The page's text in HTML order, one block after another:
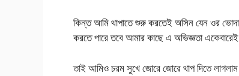
কিন্ত আমি থাপাতে শুরু করতেই অসিন যেন ওর
করতে পারে তবে আমার কাছে এ অভিজ্ঞতা
তাই আমিও চরম সুখে জোরে জোরে থাপ দিতে